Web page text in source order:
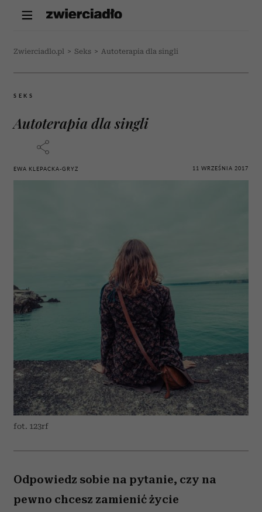
Zwierciadlo.pl > Seks > Autoterapia dla singli
SEKS
Autoterapia dla singli
EWA KLEPACKA-GRYZ 11 WRZEŚNIA 2017
fot. 123rf
Odpowiedz sobie na pytanie, czy na
pewno chcesz zamienić życie